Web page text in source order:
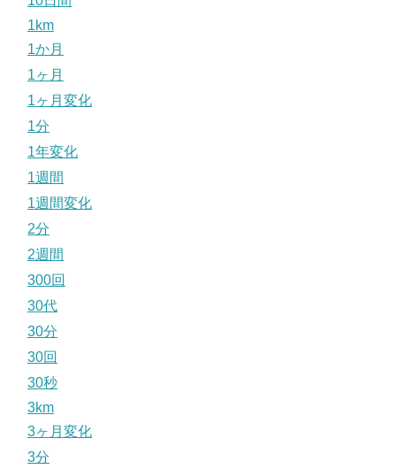
1km
1か月
1ヶ月
1ヶ月変化
1分
1年変化
1週間
1週間変化
2分
2週間
300回
30代
30分
30回
30秒
3km
3ヶ月変化
3分